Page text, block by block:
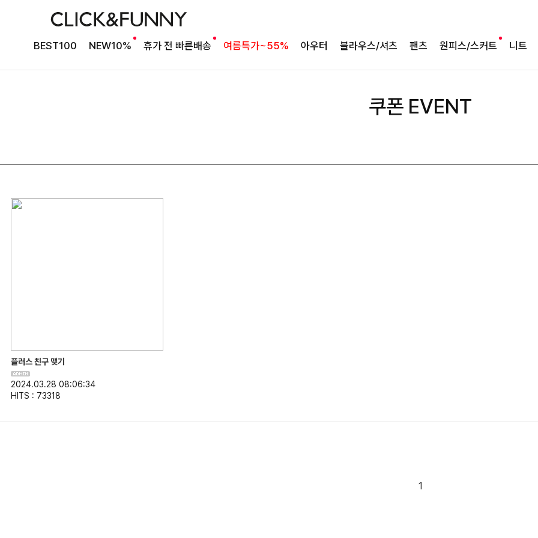
BEST100 NEW10% 휴가 전 빠른배송 여름특가~55% 아우터 블라우스/셔츠 팬츠 원피스/스커트 니트
쿠폰 EVENT
플러스 친구 맺기
2024.03.28 08:06:34
HITS : 73318
1